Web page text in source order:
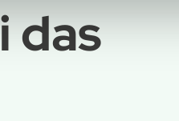
das